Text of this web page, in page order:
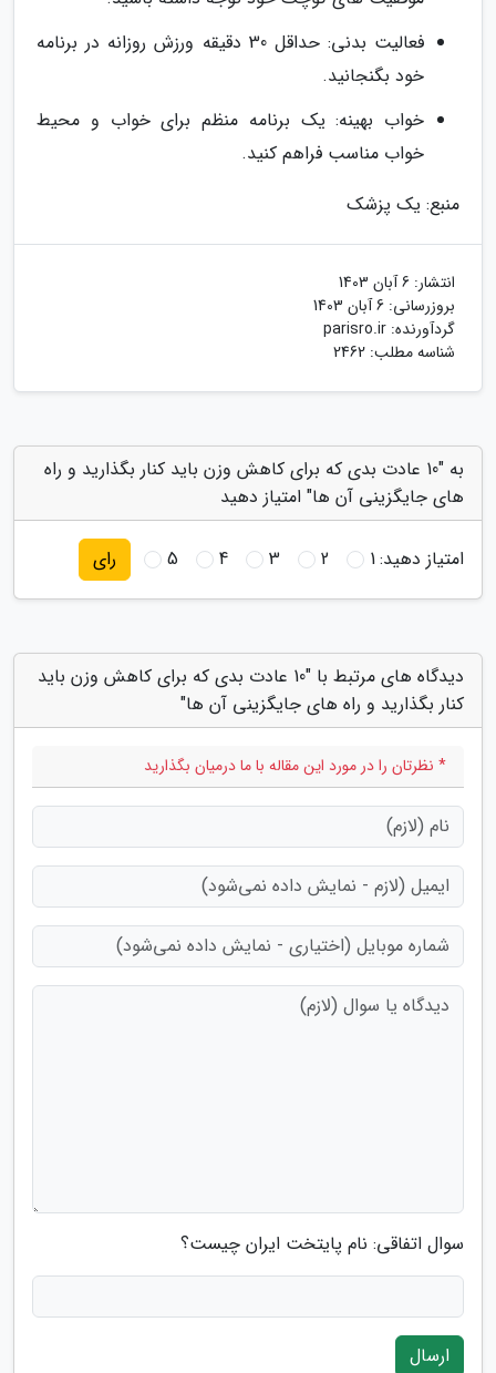
فعالیت بدنی: حداقل 30 دقیقه ورزش روزانه در برنامه
خود بگنجانید.
خواب بهینه: یک برنامه منظم برای خواب و محیط
خواب مناسب فراهم کنید.
منبع: یک پزشک
انتشار: 6 آبان 1403
بروزرسانی: 6 آبان 1403
گردآورنده: parisro.ir
شناسه مطلب: 2462
به "10 عادت بدی که برای کاهش وزن باید کنار بگذارید و راه
های جایگزینی آن ها" امتیاز دهید
امتیاز دهید:1
2
3
4
5 رای
دیدگاه های مرتبط با "10 عادت بدی که برای کاهش وزن باید
کنار بگذارید و راه های جایگزینی آن ها"
* نظرتان را در مورد این مقاله با ما درمیان بگذارید
سوال اتفاقی: نام پایتخت ایران چیست؟
ارسال